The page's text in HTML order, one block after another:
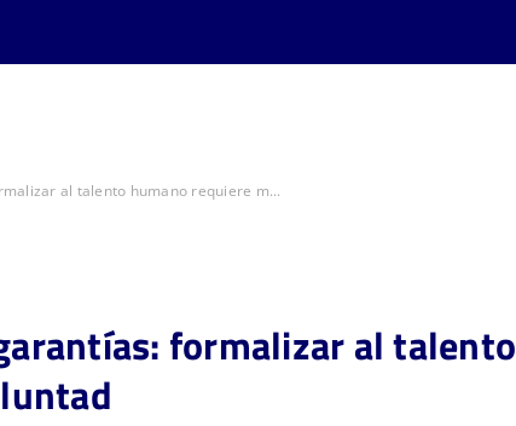
al talento humano requiere m...
formalizar al talento